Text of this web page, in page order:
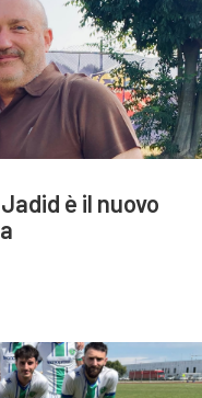
è il nuovo